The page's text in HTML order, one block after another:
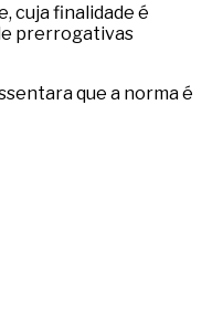
cuja finalidade é
prerrogativas
que a norma é